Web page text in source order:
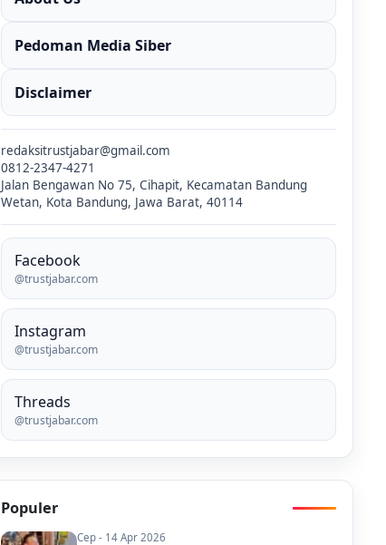
Pedoman Media Siber
Disclaimer
redaksitrustjabar@gmail.com
0812-2347-4271
Jalan Bengawan No 75, Cihapit, Kecamatan Bandung
Wetan, Kota Bandung, Jawa Barat, 40114
Facebook
@trustjabar.com
Instagram
@trustjabar.com
Threads
@trustjabar.com
Populer
Cep - 14 Apr 2026